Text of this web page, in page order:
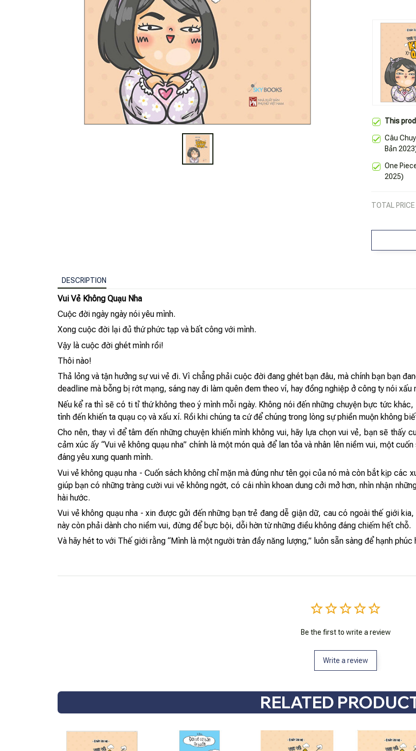
This
Câu
Bản
One
2025)
TOTAL PRICE
DESCRIPTION
Vui Vẻ Không Quạu Nha
Cuộc đời ngày ngày nói yêu mình.
Xong cuộc đời lại đủ thứ phức tạp và bất công với mình.
Vậy là cuộc đời ghét mình rồi!
Thôi nào!
Thả lỏng và tận hưởng sự vui vẻ đi. Vì chẳng phải cuộc đời đang ghét bạn đâu, mà chính bạn bạn
deadline mà bỗng bị rớt mạng, sáng nay đi làm quên đem theo ví, hay đồng nghiệp ở công ty nói xấu
Nếu kể ra thì sẽ có ti tỉ thứ không theo ý mình mỗi ngày. Không nói đến những chuyện bực tức
tình đến khiến ta quạu cọ và xấu xí. Rồi khi chúng ta cứ để chúng trong lòng sự phiền muộn không
Cho nên, thay vì để tâm đến những chuyện khiến mình không vui, hãy lựa chọn vui vẻ, bạn sẽ thấy
cảm xúc ấy “Vui vẻ không quạu nha” chính là một món quà để lan tỏa và nhân lên niềm vui, một
đáng yêu xung quanh mình.
Vui vẻ không quạu nha - Cuốn sách không chỉ mặn mà đúng như tên gọi của nó mà còn bắt kịp các
giúp bạn có những tràng cười vui vẻ không ngớt, có cái nhìn khoan dung cởi mở hơn, nhìn nhận
hài hước.
Vui vẻ không quạu nha - xin được gửi đến những bạn trẻ đang dễ giận dữ, cau có ngoài thế giới
này còn phải dành cho niềm vui, đừng để bực bội, dỗi hờn từ những điều không đáng chiếm hết chỗ.
Và hãy hét to với Thế giới rằng “Mình là một người tràn đầy năng lượng,” luôn sẵn sàng để hạnh phúc
Be the first to write a review
Write a review
RELATED